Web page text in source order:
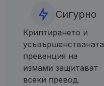
Сигурно
Криптирането и
усъвършенстваната
превенция на
измами защитават
всеки превод.